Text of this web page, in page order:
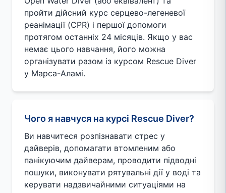
пройти дійсний курс серцево-легеневої
реанімації (CPR) і першої допомоги
протягом останніх 24 місяців. Якщо у вас
немає цього навчання, його можна
організувати разом із курсом Rescue Diver
у Марса-Аламі.
Чого я навчуся на курсі Rescue Diver?
Ви навчитеся розпізнавати стрес у
дайверів, допомагати втомленим або
панікуючим дайверам, проводити підводні
пошуки, виконувати рятувальні дії у воді та
керувати надзвичайними ситуаціями на